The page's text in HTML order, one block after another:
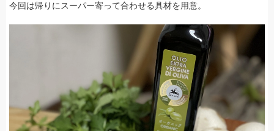
今回は帰りにスーパー寄って合わせる具材を用意。